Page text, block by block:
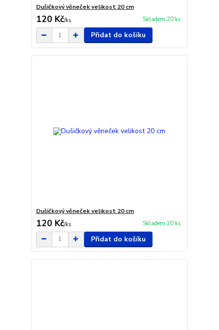
Dušičkový věneček velikost 20 cm
120 Kč/ks Skladem 20 ks
Přidat do košíku
Dušičkový věneček velikost 20 cm
120 Kč/ks Skladem 20 ks
Přidat do košíku